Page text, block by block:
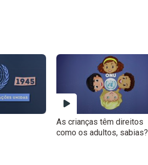
As crianças têm direitos
como os adultos, sabias?